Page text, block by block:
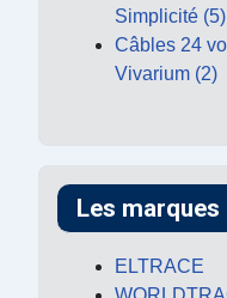
Simplicité (5)
Câbles 24
Vivarium (2)
Les marques
ELTRACE